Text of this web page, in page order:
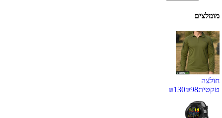
מומלצים
חולצה
טקטית
₪98
₪130